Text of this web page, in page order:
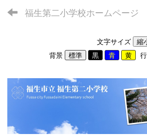
福生第二小学校ホームページ
文字サイズ
背景